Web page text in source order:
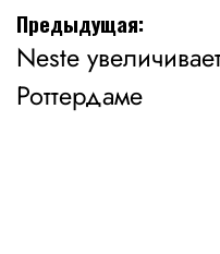
Навигация
по
записям
Предыдущая:
Neste
Роттердаме